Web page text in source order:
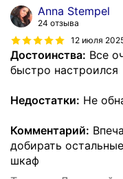
Anna Stempel
24 отзыва
12 июля
Достоинства: Все
быстро настроился
Недостатки: Не
Комментарий:
добирать
шкаф